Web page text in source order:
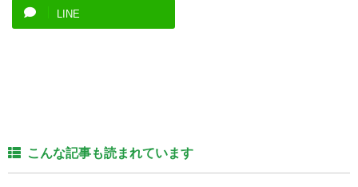
LINE
こんな記事も読まれています